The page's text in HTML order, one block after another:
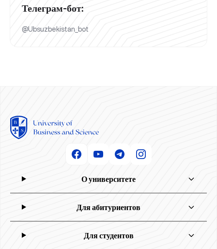
Телеграм-бот:
@Ubsuzbekistan_bot
О университете
Для абитуриентов
Для студентов